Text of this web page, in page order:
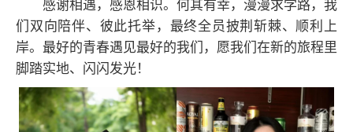
感谢相遇，感恩相识。何其有幸，漫漫求学路，我
们双向陪伴、彼此托举，最终全员披荆斩棘、顺利上
岸。最好的青春遇见最好的我们，愿我们在新的旅程里
脚踏实地、闪闪发光！